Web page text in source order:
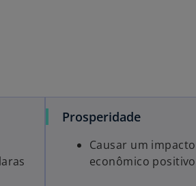
Prosperidade
Causar um
econômico positivo